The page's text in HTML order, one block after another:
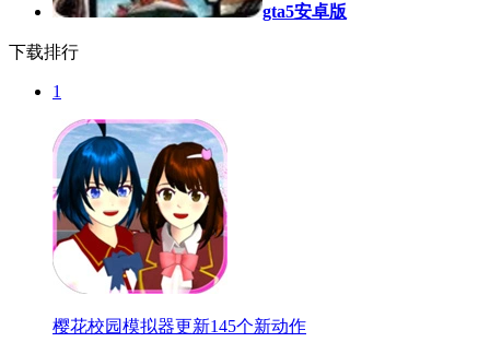
gta5安卓版
下载排行
1
樱花校园模拟器更新145个新动作